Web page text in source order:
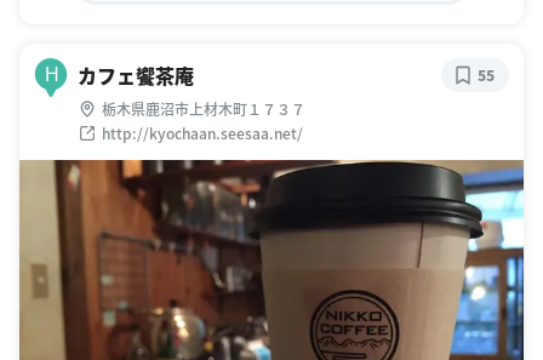
H カフェ饗茶庵
栃木県鹿沼市上材木町１７３７
http://kyochaan.seesaa.net/
55